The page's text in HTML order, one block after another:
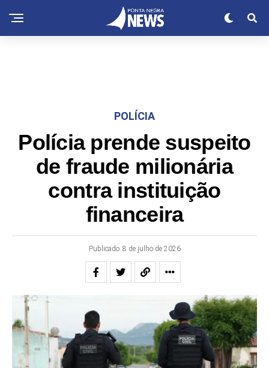
POLÍCIA
Polícia prende suspeito
de fraude milionária
contra instituição
financeira
Publicado 8 de julho de 2026